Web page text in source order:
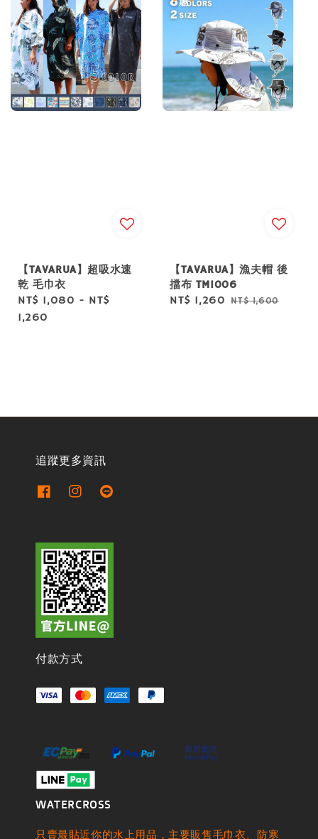
【TAVARUA】超吸水速
乾 毛巾衣
Regular
price
NT$ 1,080 - NT$
1,260
【TAVARUA】漁夫帽 後
擋布 TM1006
Sale
NT$ 1,260 Regular
NT$ 1,600
追蹤更多資訊
付款方式
WATERCROSS
只賣最貼近你的水上用品，主要販售毛巾衣、防寒